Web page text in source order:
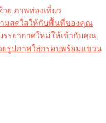
ย ภาพท่องเที่ยว
มสดใสให้กับพื้นที่ของคุณ
รรยากาศใหม่ให้เข้ากับคุณ
รูปภาพใส่กรอบพร้อมแขวน​